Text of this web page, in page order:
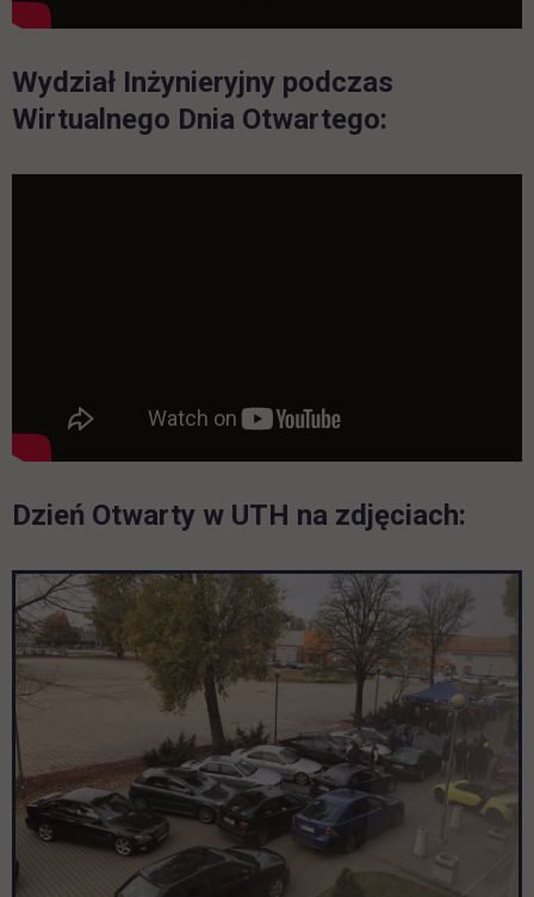
Wydział Inżynieryjny podczas
Wirtualnego Dnia Otwartego:
Dzień Otwarty w UTH na zdjęciach:
Pomiń galerię